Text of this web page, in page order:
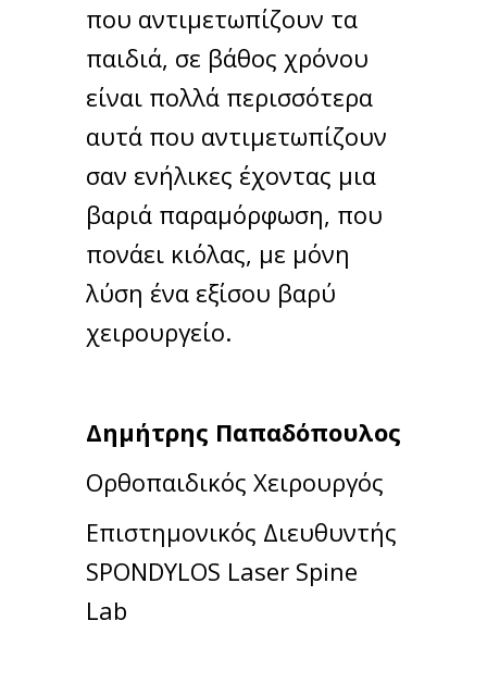
που αντιμετωπίζουν τα
παιδιά, σε βάθος χρόνου
είναι πολλά περισσότερα
αυτά που αντιμετωπίζουν
σαν ενήλικες έχοντας μια
βαριά παραμόρφωση, που
πονάει κιόλας, με μόνη
λύση ένα εξίσου βαρύ
χειρουργείο.
Δημήτρης Παπαδόπουλος
Ορθοπαιδικός Χειρουργός
Επιστημονικός Διευθυντής
SPONDYLOS Laser Spine
Lab